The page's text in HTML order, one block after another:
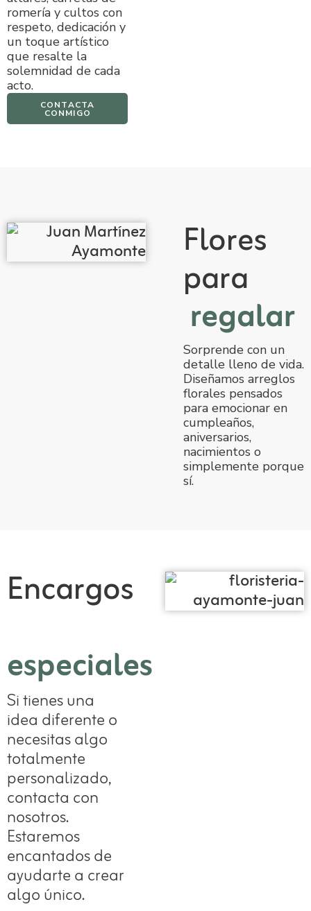
romería y cultos con
respeto, dedicación y
un toque artístico
que resalte la
solemnidad de cada
acto.
CONTACTA
CONMIGO
Flores
para
regalar
Sorprende con un
detalle lleno de vida.
Diseñamos arreglos
florales pensados
para emocionar en
cumpleaños,
aniversarios,
nacimientos o
simplemente porque
sí.
Encargos
especiales
Si tienes una
idea diferente o
necesitas algo
totalmente
personalizado,
contacta con
nosotros.
Estaremos
encantados de
ayudarte a crear
algo único.